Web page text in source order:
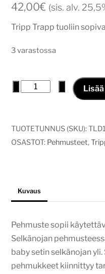
42,00€ (sis. alv.
Tripp Trapp tuoliin
3 varastossa
tripptrapp
musta
määrä
TUOTETUNNUS (SKU):
OSASTOT: Pehmusteet,
Kuvaus
Pehmuste sopii
Selkänojan
baby setin selkänojan
pehmukkeet kiinnittyy